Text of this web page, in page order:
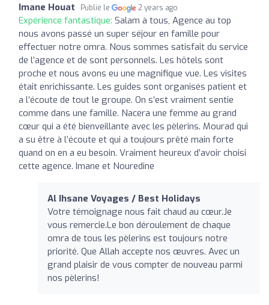
Imane Houat Publié le 2 years ago
Expérience fantastique: Salam à tous, Agence au top
nous avons passé un super séjour en famille pour
effectuer notre omra. Nous sommes satisfait du service
de l’agence et de sont personnels. Les hôtels sont
proche et nous avons eu une magnifique vue. Les visites
était enrichissante. Les guides sont organisés patient et
a l’écoute de tout le groupe. On s’est vraiment sentie
comme dans une famille. Nacera une femme au grand
cœur qui a été bienveillante avec les pèlerins. Mourad qui
a su être à l’écoute et qui a toujours prêté main forte
quand on en a eu besoin. Vraiment heureux d’avoir choisi
cette agence. Imane et Nouredine
Al Ihsane Voyages / Best Holidays
Votre témoignage nous fait chaud au cœur.Je
vous remercie.Le bon déroulement de chaque
omra de tous les pèlerins est toujours notre
priorité. Que Allah accepte nos œuvres. Avec un
grand plaisir de vous compter de nouveau parmi
nos pèlerins!